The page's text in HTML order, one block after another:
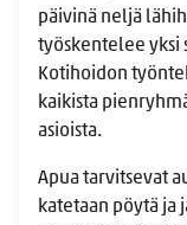
päivinä neljä
työskentelee yksi
Kotihoidon
kaikista
asioista.
Apua tarvitsevat
katetaan pöytä ja